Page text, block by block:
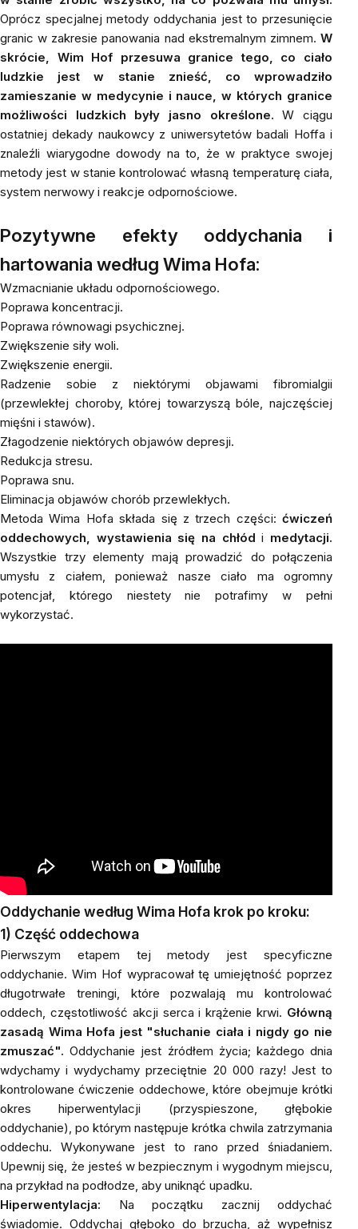
Oprócz specjalnej metody oddychania jest to przesunięcie
granic w zakresie panowania nad ekstremalnym zimnem. W
skrócie, Wim Hof przesuwa granice tego, co ciało
ludzkie jest w stanie znieść, co wprowadziło
zamieszanie w medycynie i nauce, w których granice
możliwości ludzkich były jasno określone. W ciągu
ostatniej dekady naukowcy z uniwersytetów badali Hoffa i
znaleźli wiarygodne dowody na to, że w praktyce swojej
metody jest w stanie kontrolować własną temperaturę ciała,
system nerwowy i reakcje odpornościowe.
Pozytywne efekty oddychania i
hartowania według Wima Hofa:
Wzmacnianie układu odpornościowego.
Poprawa koncentracji.
Poprawa równowagi psychicznej.
Zwiększenie siły woli.
Zwiększenie energii.
Radzenie sobie z niektórymi objawami fibromialgii
(przewlekłej choroby, której towarzyszą bóle, najczęściej
mięśni i stawów).
Złagodzenie niektórych objawów depresji.
Redukcja stresu.
Poprawa snu.
Eliminacja objawów chorób przewlekłych.
Metoda Wima Hofa składa się z trzech części: ćwiczeń
oddechowych, wystawienia się na chłód i medytacji.
Wszystkie trzy elementy mają prowadzić do połączenia
umysłu z ciałem, ponieważ nasze ciało ma ogromny
potencjał, którego niestety nie potrafimy w pełni
wykorzystać.
Oddychanie według Wima Hofa krok po kroku:
1) Część oddechowa
Pierwszym etapem tej metody jest specyficzne
oddychanie. Wim Hof wypracował tę umiejętność poprzez
długotrwałe treningi, które pozwalają mu kontrolować
oddech, częstotliwość akcji serca i krążenie krwi. Główną
zasadą Wima Hofa jest "słuchanie ciała i nigdy go nie
zmuszać". Oddychanie jest źródłem życia; każdego dnia
wdychamy i wydychamy przeciętnie 20 000 razy! Jest to
kontrolowane ćwiczenie oddechowe, które obejmuje krótki
okres hiperwentylacji (przyspieszone, głębokie
oddychanie), po którym następuje krótka chwila zatrzymania
oddechu. Wykonywane jest to rano przed śniadaniem.
Upewnij się, że jesteś w bezpiecznym i wygodnym miejscu,
na przykład na podłodze, aby uniknąć upadku.
Hiperwentylacja: Na początku zacznij oddychać
świadomie. Oddychaj głęboko do brzucha, aż wypełnisz